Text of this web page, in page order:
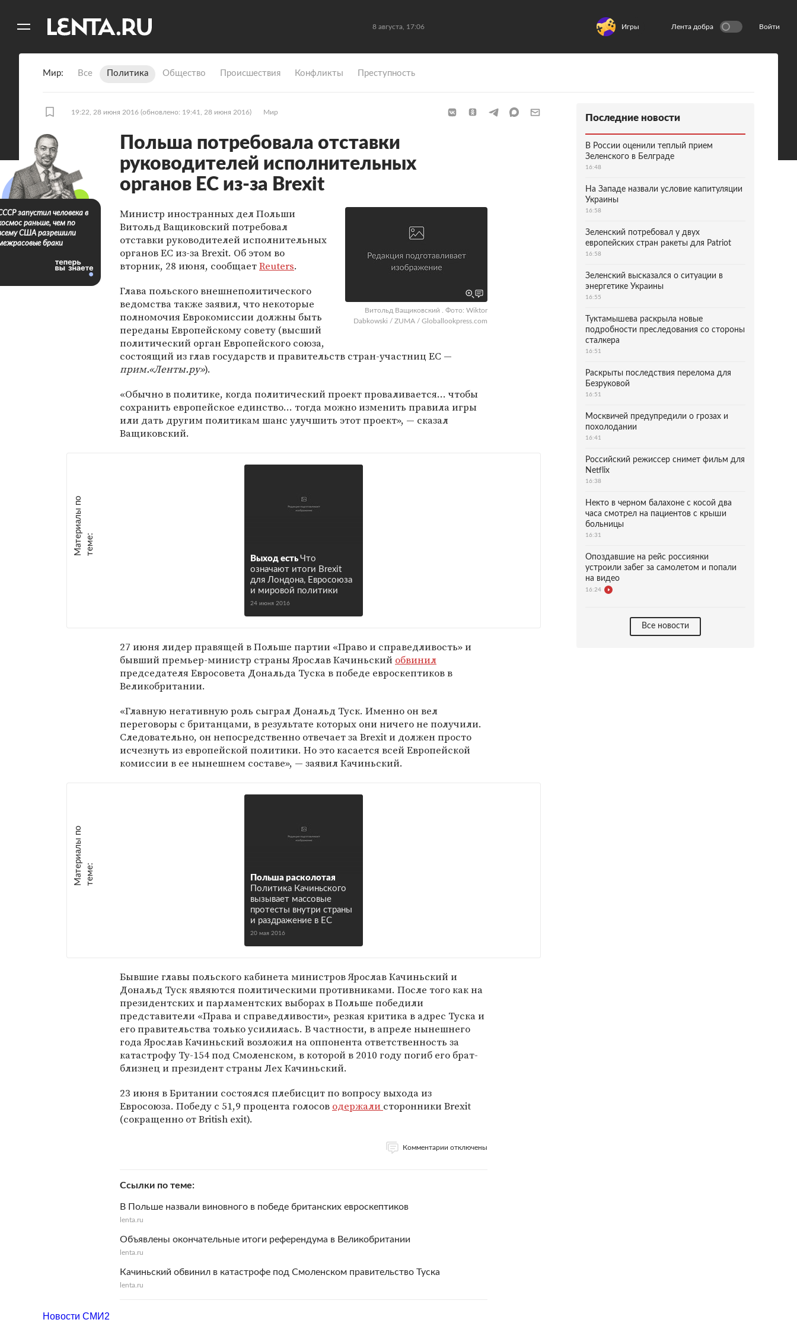
8 августа, 17:06 Игры Лента добра Войти
Мир Все Политика Общество Происшествия Конфликты Преступность
19:22, 28 июня 2016 (обновлено: 19:41, 28 июня 2016) Мир
Польша потребовала отставки
руководителей исполнительных
органов ЕС из-за Brexit
Витольд Ващиковский . Фото: Wiktor
Dabkowski / ZUMA / Globallookpress.com
Министр иностранных дел Польши
Витольд Ващиковский потребовал
отставки руководителей исполнительных
органов ЕС из-за Brexit. Об этом во
вторник, 28 июня, сообщаетReuters.
Глава польского внешнеполитического
ведомства также заявил, что некоторые
полномочия Еврокомиссии должны быть
переданы Европейскому совету (высший
политический орган Европейского союза,
состоящий из глав государств и правительств стран-участниц ЕС —
прим.«Ленты.ру»).
«Обычно в политике, когда политический проект проваливается... чтобы
сохранить европейское единство... тогда можно изменить правила игры
или дать другим политикам шанс улучшить этот проект», — сказал
Ващиковский.
М
а
т е
р
и
а
л
ы
п
о
т
е
м
е :
Выход есть Что
означают итоги Brexit
для Лондона, Евросоюза
и мировой политики
24 июня 2016
27 июня лидер правящей в Польше партии «Право и справедливость» и
бывший премьер-министр страны Ярослав Качиньский обвинил
председателя Евросовета Дональда Туска в победе евроскептиков в
Великобритании.
«Главную негативную роль сыграл Дональд Туск. Именно он вел
переговоры с британцами, в результате которых они ничего не получили.
Следовательно, он непосредственно отвечает за Brexit и должен просто
исчезнуть из европейской политики. Но это касается всей Европейской
комиссии в ее нынешнем составе», — заявил Качиньский.
М
а
т е
р
и
а
л
ы
п
о
т
е
м
е :
Польша расколотая
Политика Качиньского
вызывает массовые
протесты внутри страны
и раздражение в ЕС
20 мая 2016
Бывшие главы польского кабинета министров Ярослав Качиньский и
Дональд Туск являются политическими противниками. После того как на
президентских и парламентских выборах в Польше победили
представители «Права и справедливости», резкая критика в адрес Туска и
его правительства только усилилась. В частности, в апреле нынешнего
года Ярослав Качиньский возложил на оппонента ответственность за
катастрофу Ту-154 под Смоленском, в которой в 2010 году погиб его брат-
близнец и президент страны Лех Качиньский.
23 июня в Британии состоялся плебисцит по вопросу выхода из
Евросоюза. Победу с 51,9 процента голосов одержали сторонники Brexit
(сокращенно от British exit).
Комментарии отключены
Ссылки по теме
В Польше назвали виновного в победе британских евроскептиков
lenta.ru
Объявлены окончательные итоги референдума в Великобритании
lenta.ru
Качиньский обвинил в катастрофе под Смоленском правительство Туска
lenta.ru
запустил человека в
раньше, чем по
США разрешили
браки
Последние новости
В России оценили теплый прием
Зеленского в Белграде
16:48
На Западе назвали условие капитуляции
Украины
16:58
Зеленский потребовал у двух
европейских стран ракеты для Patriot
16:58
Зеленский высказался о ситуации в
энергетике Украины
16:55
Туктамышева раскрыла новые
подробности преследования со стороны
сталкера
16:51
Раскрыты последствия перелома для
Безруковой
16:51
Москвичей предупредили о грозах и
похолодании
16:41
Российский режиссер снимет фильм для
Netflix
16:38
Некто в черном балахоне с косой два
часа смотрел на пациентов с крыши
больницы
16:31
Опоздавшие на рейс россиянки
устроили забег за самолетом и попали
на видео
16:24
Все новости
Новости СМИ2